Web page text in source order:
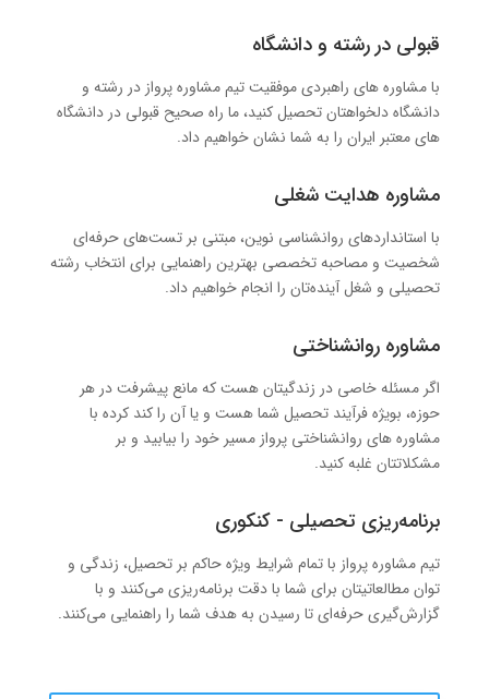
قبولی در رشته و دانشگاه
با مشاوره های راهبردی موفقیت تیم مشاوره پرواز در رشته و
دانشگاه دلخواهتان تحصیل کنید، ما راه صحیح قبولی در دانشگاه
های معتبر ایران را به شما نشان خواهیم داد.
مشاوره هدایت شغلی
با استانداردهای روانشناسی نوین، مبتنی بر تست‌های حرفه‌ای
شخصیت و مصاحبه تخصصی بهترین راهنمایی برای انتخاب رشته
تحصیلی و شغل آینده‌تان را انجام خواهیم داد.
مشاوره روانشناختی
اگر مسئله خاصی در زندگیتان هست که مانع پیشرفت در هر
حوزه، بویژه فرآیند تحصیل شما هست و یا آن را کند کرده با
مشاوره های روانشناختی پرواز مسیر خود را بیابید و بر
مشکلاتتان غلبه کنید.
برنامه‌ریزی تحصیلی - کنکوری
تیم مشاوره پرواز با تمام شرایط ویژه حاکم بر تحصیل، زندگی و
توان مطالعاتیتان برای شما با دقت برنامه‌ریزی می‌کنند و با
گزارش‌گیری حرفه‌ای تا رسیدن به هدف شما را راهنمایی می‌کنند.